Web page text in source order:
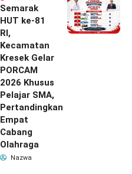
Semarak
HUT ke-81
RI,
Kecamatan
Kresek Gelar
PORCAM
2026 Khusus
Pelajar SMA,
Pertandingkan
Empat
Cabang
Olahraga
Nazwa